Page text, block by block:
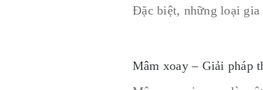
Đặc biệt, những loại gia
Mâm xoay – Giải pháp